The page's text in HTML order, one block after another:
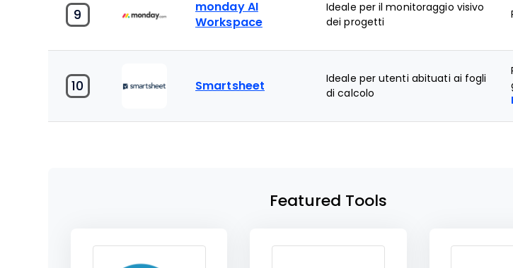
9
monday AI
Workspace
Ideale per il monitoraggio visivo
dei progetti
10 Smartsheet
Ideale per utenti abituati ai fogli
di calcolo
Featured Tools